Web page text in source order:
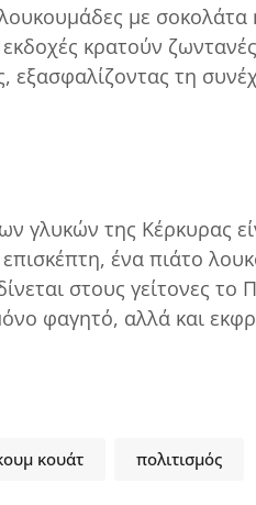
λουκουμάδες με
κρατούν
εξασφαλίζοντας τη
γλυκών της Κέρκυρας
ένα πιάτο
στους γείτονες το
φαγητό, αλλά και
κουάτ πολιτισμός